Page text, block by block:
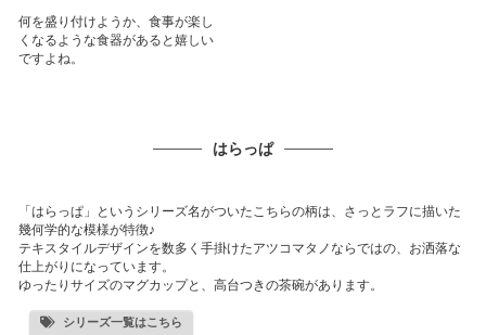
何を盛り付けようか、食事が楽し
くなるような食器があると嬉しい
ですよね。
はらっぱ
「はらっぱ」というシリーズ名がついたこちらの柄は、さっとラフに描いた
幾何学的な模様が特徴♪
テキスタイルデザインを数多く手掛けたアツコマタノならではの、お洒落な
仕上がりになっています。
ゆったりサイズのマグカップと、高台つきの茶碗があります。
シリーズ一覧はこちら